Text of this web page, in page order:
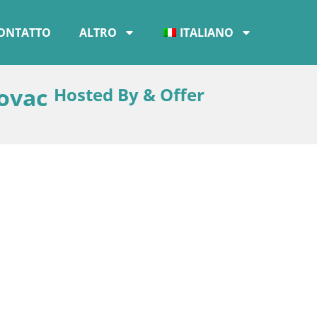
ALTRO ITALIANO
Hosted By & Offer